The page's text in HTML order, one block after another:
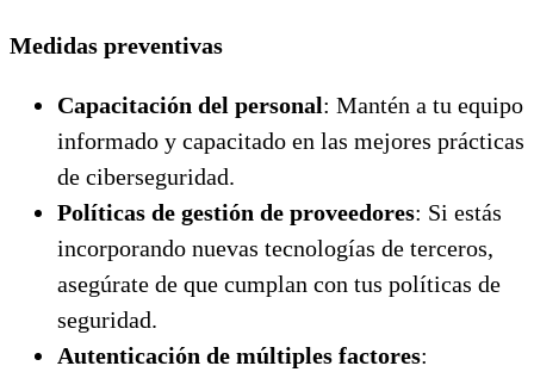
Medidas preventivas
Capacitación del personal: Mantén a tu equipo
informado y capacitado en las mejores prácticas
de ciberseguridad.
Políticas de gestión de proveedores: Si estás
incorporando nuevas tecnologías de terceros,
asegúrate de que cumplan con tus políticas de
seguridad.
Autenticación de múltiples factores: